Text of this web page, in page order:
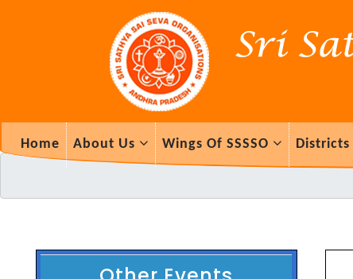
Home About Us Wings Of SSSSO Districts